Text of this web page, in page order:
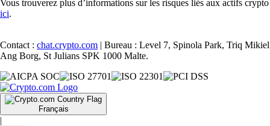
Vous trouverez plus d’informations sur les risques liés aux actifs crypto
ici.
Contact : chat.crypto.com | Bureau : Level 7, Spinola Park, Triq Mikiel
Ang Borg, St Julians SPK 1000 Malte.
Français
|